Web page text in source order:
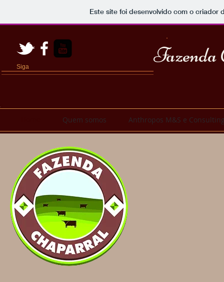
Este site foi desenvolvido com o criador
Siga
Quem somos Anthropos M&S e